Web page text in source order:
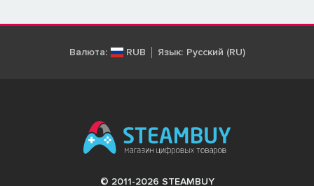
Валюта: RUB Язык: Русский (RU)
© 2011-2026 STEAMBUY